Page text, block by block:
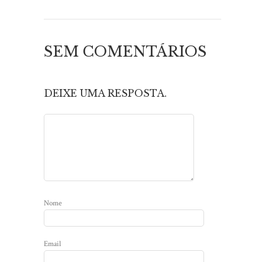
SEM COMENTÁRIOS
DEIXE UMA RESPOSTA.
Nome
Email